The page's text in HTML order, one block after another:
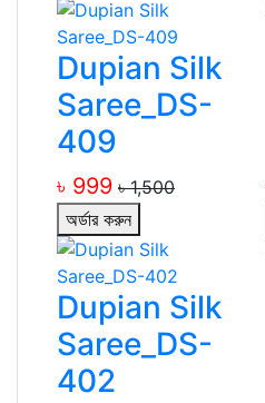
Dupian Silk
Saree_DS-
409
৳ 999 ৳ 1,500
অর্ডার করুন
Dupian Silk
Saree_DS-
402